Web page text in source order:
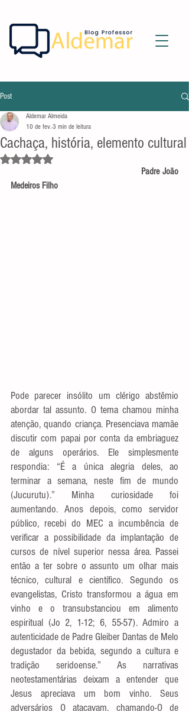
Post
Cachaça, história, elemento cultural
Aldemar Almeida
10 de fev.3 min de leitura
Avaliado com NaN de 5 estrelas.
Medeiros Filho
Pode parecer insólito um clérigo abstêmio
abordar tal assunto. O tema chamou minha
atenção, quando criança. Presenciava mamãe
discutir com papai por conta da embriaguez
de alguns operários. Ele simplesmente
respondia: “É a única alegria deles, ao
terminar a semana, neste fim de mundo
(Jucurutu).” Minha curiosidade foi
aumentando. Anos depois, como servidor
público, recebi do MEC a incumbência de
verificar a possibilidade da implantação de
cursos de nível superior nessa área. Passei
então a ter sobre o assunto um olhar mais
técnico, cultural e científico. Segundo os
evangelistas, Cristo transformou a água em
vinho e o transubstanciou em alimento
espiritual (Jo 2, 1-12; 6, 55-57). Admiro a
autenticidade de Padre Gleiber Dantas de Melo
degustador da bebida, segundo a cultura e
tradição seridoense.” As narrativas
neotestamentárias deixam a entender que
Jesus apreciava um bom vinho. Seus
adversários O atacavam, chamando-O de